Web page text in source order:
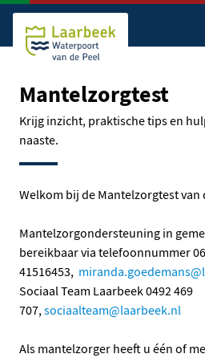
Ga naar de hoofdinhoud
Ga naar de homepage
Mantelzorgtest
Krijg inzicht, praktische tips en
naaste.
Welkom bij de Mantelzorgtest van
Mantelzorgondersteuning in
bereikbaar via telefoonnummer 06
41516453,
Sociaal Team Laarbeek 0492 469
707, sociaalteam@laarbeek.nl
Als mantelzorger heeft u één of